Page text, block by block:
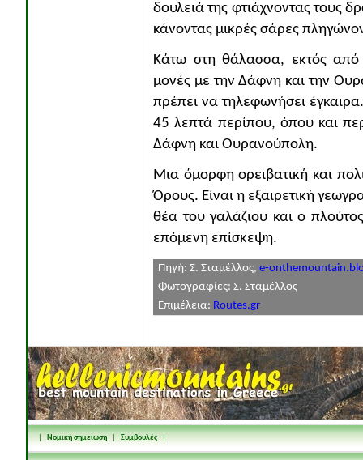
δουλειά της φτιάχνοντας τους
κάνοντας μικρές σάρες
Κάτω στη θάλασσα, εκτός από
μονές με την Δάφνη και την
πρέπει να τηλεφωνήσει
45 λεπτά περίπου, όπου και
Δάφνη και Ουρανούπολη.
Μια όμορφη ορειβατική και
Όρους. Είναι η εξαιρετική
θέα του γαλάζιου και ο
επόμενη επίσκεψη.
Πηγή: Σ. Σταμέλλος, e-
Φωτογραφίες: Σ. Σταμέλλος
Επιμέλεια: Routes.gr
Νομική σημείωση Συμβουλές